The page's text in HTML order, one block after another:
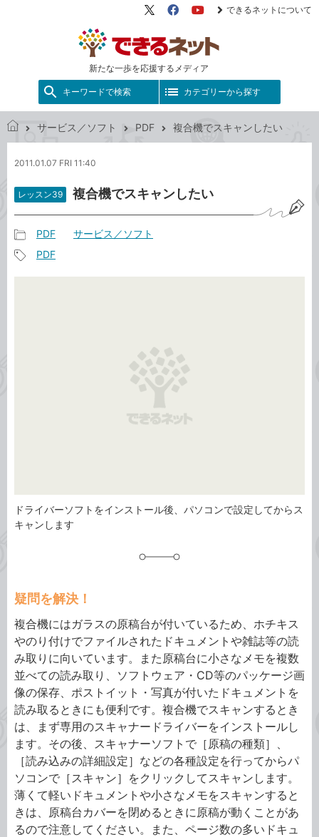
新たな一歩を応援するメディア
X（旧
FacebookYouTube
できるネットについて
キーワードで検索 カテゴリーから探す
る
ッ
ト
サービス／ソフト PDF 複合機でスキャンしたい
2011.01.07 FRI 11:40
レッスン39 複合機でスキャンしたい
事
カ
PDF サービス／ソフト
PDF
ドライバーソフトをインストール後、パソコンで設定してからス
キャンします
疑問を解決！
複合機にはガラスの原稿台が付いているため、ホチキス
やのり付けでファイルされたドキュメントや雑誌等の読
み取りに向いています。また原稿台に小さなメモを複数
並べての読み取り、ソフトウェア・CD等のパッケージ画
像の保存、ポストイット・写真が付いたドキュメントを
読み取るときにも便利です。複合機でスキャンするとき
は、まず専用のスキャナードライバーをインストールし
ます。その後、スキャナーソフトで［原稿の種類］、
［読み込みの詳細設定］などの各種設定を行ってからパ
ソコンで［スキャン］をクリックしてスキャンします。
薄くて軽いドキュメントや小さなメモをスキャンすると
きは、原稿台カバーを閉めるときに原稿が動くことがあ
るので注意してください。また、ページ数の多いドキュ